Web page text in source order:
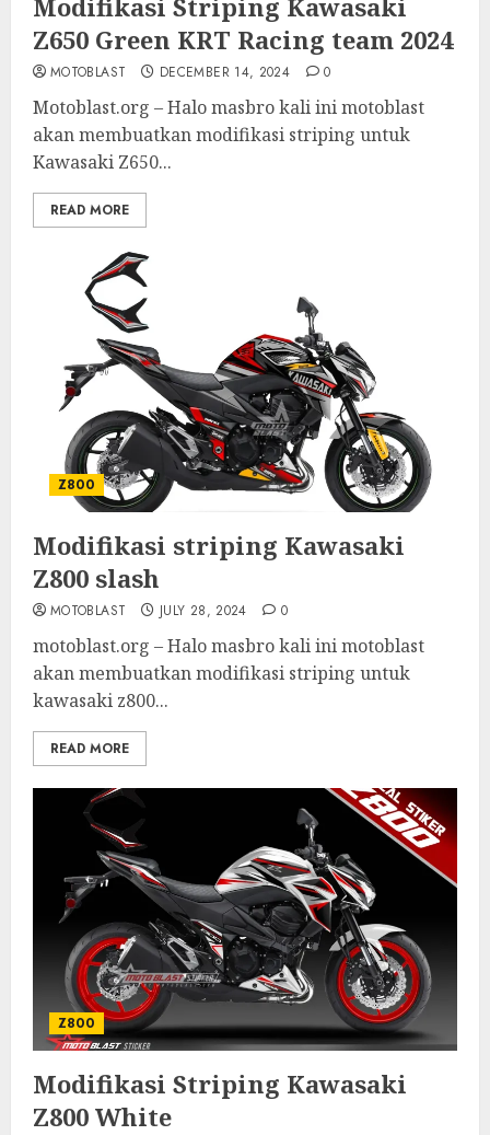
Modifikasi Striping Kawasaki
Z650 Green KRT Racing team 2024
MOTOBLAST DECEMBER 14, 2024 0
Motoblast.org – Halo masbro kali ini motoblast
akan membuatkan modifikasi striping untuk
Kawasaki Z650...
READ MORE
Z800
Modifikasi striping Kawasaki
Z800 slash
MOTOBLAST JULY 28, 2024 0
motoblast.org – Halo masbro kali ini motoblast
akan membuatkan modifikasi striping untuk
kawasaki z800...
READ MORE
Z800
Modifikasi Striping Kawasaki
Z800 White